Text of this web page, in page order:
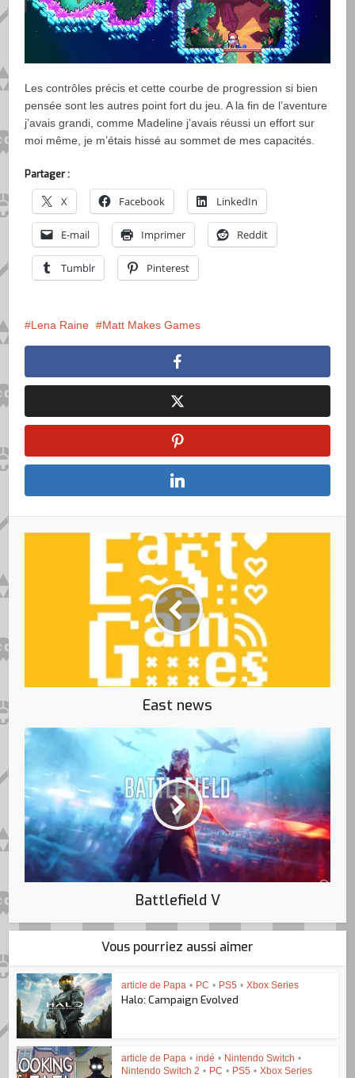
Les contrôles précis et cette courbe de progression si bien
pensée sont les autres point fort du jeu. A la fin de l’aventure
j’avais grandi, comme Madeline j’avais réussi un effort sur
moi même, je m’étais hissé au sommet de mes capacités.
Partager :
X Facebook LinkedIn
E-mail Imprimer Reddit
Tumblr Pinterest
Lena Raine Matt Makes Games
East news
Battlefield V
Vous pourriez aussi aimer
article de Papa • PC • PS5 • Xbox Series
Halo: Campaign Evolved
article de Papa • indé • Nintendo Switch •
Nintendo Switch 2 • PC • PS5 • Xbox Series